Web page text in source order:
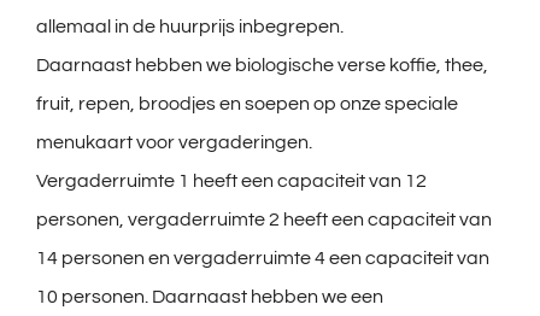
allemaal in de huurprijs inbegrepen.
Daarnaast hebben we biologische verse koffie, thee,
fruit, repen, broodjes en soepen op onze speciale
menukaart voor vergaderingen.
Vergaderruimte 1 heeft een capaciteit van 12
personen, vergaderruimte 2 heeft een capaciteit van
14 personen en vergaderruimte 4 een capaciteit van
10 personen. Daarnaast hebben we een